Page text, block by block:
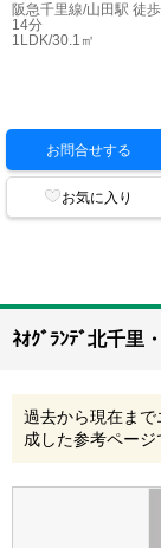
阪急千里線/山田駅 徒歩
14分
1LDK/30.1㎡
お問合せする
お気に入り
ﾈｵｸﾞﾗﾝﾃﾞ北千里
過去から現在ま
成した参考ページ